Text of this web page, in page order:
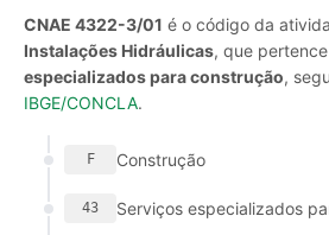
CNAE 4322-3/01 é o código da
Instalações Hidráulicas, que
especializados para construção,
IBGE/CONCLA.
F Construção
43 Serviços especializados